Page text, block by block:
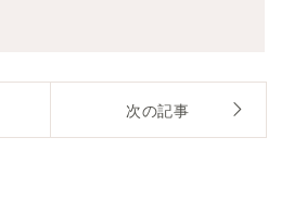
次の記事